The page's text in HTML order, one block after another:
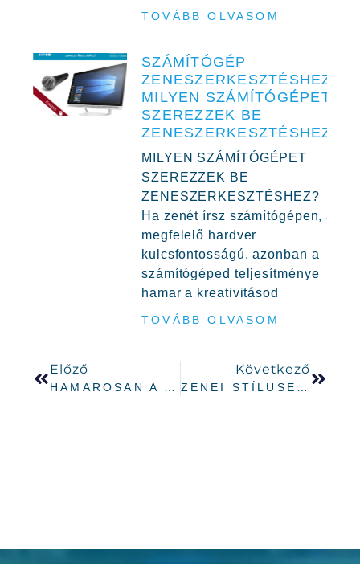
TOVÁBB OLVASOM
SZÁMÍTÓGÉP
ZENESZERKESZTÉSHEZ,
MILYEN SZÁMÍTÓGÉPET
SZEREZZEK BE
ZENESZERKESZTÉSHEZ?
MILYEN SZÁMÍTÓGÉPET
SZEREZZEK BE
ZENESZERKESZTÉSHEZ?
Ha zenét írsz számítógépen, a
megfelelő hardver
kulcsfontosságú, azonban a
számítógéped teljesítménye
hamar a kreativitásod
TOVÁBB OLVASOM
Előző
HAMAROSAN A YOUTUBE-ON: „MIT NÉZZÜNK?”
Következő
ZENEI STÍLUSELEMZÉS: MIÉRT HASONLÓK A MAI ZENÉK?